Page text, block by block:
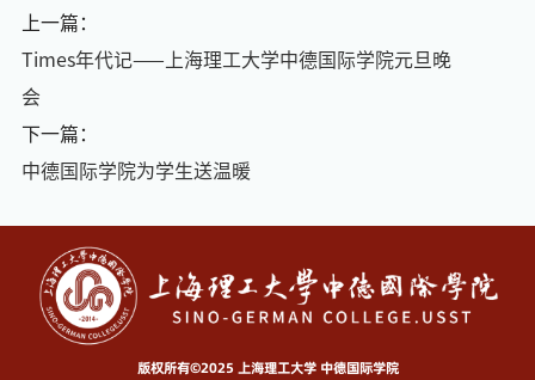
上一篇：
Times年代记——上海理工大学中德国际学院元旦晚
会
下一篇：
中德国际学院为学生送温暖
版权所有©2025 上海理工大学 中德国际学院